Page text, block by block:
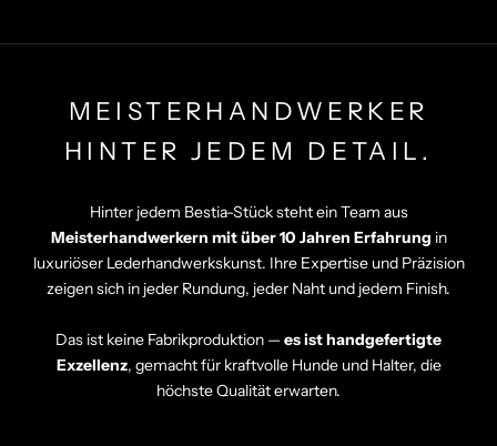
MEISTERHANDWERKER
HINTER JEDEM DETAIL.
Hinter jedem Bestia-Stück steht ein Team aus
Meisterhandwerkern mit über 10 Jahren Erfahrung in
luxuriöser Lederhandwerkskunst. Ihre Expertise und Präzision
zeigen sich in jeder Rundung, jeder Naht und jedem Finish.
Das ist keine Fabrikproduktion —es ist handgefertigte
Exzellenz, gemacht für kraftvolle Hunde und Halter, die
höchste Qualität erwarten.